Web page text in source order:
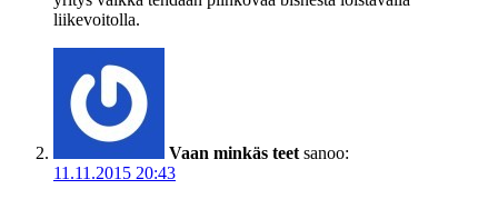
liikevoitolla.
Vaan minkäs teet sanoo:
11.11.2015 20:43